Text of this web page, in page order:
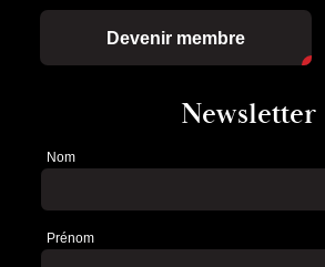
Devenir membre
Newsletter
Newsletter
Nom
Prénom